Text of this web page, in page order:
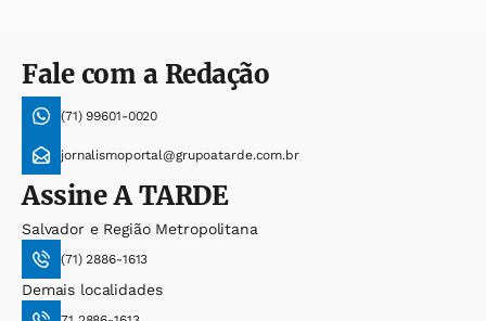
Fale com a Redação
(71) 99601-0020
jornalismoportal@grupoatarde.com.br
AssineA TARDE
Salvador e Região Metropolitana
(71) 2886-1613
Demais localidades